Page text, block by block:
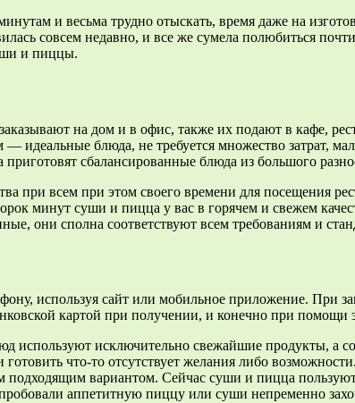
и весьма трудно отыскать, время даже на
совсем недавно, и все же сумела полюбиться
и пиццы.
на дом и в офис, также их подают в кафе,
идеальные блюда, не требуется множество затрат,
сбалансированные блюда из большого
при всем при этом своего времени для посещения
минут суши и пицца у вас в горячем и свежем
они сполна соответствуют всем требованиям и
используя сайт или мобильное приложение. При
картой при получении, и конечно при помощи
используют исключительно свежайшие продукты, а
что-то отсутствует желания либо
подходящим вариантом. Сейчас суши и пицца
аппетитную пиццу или суши непременно